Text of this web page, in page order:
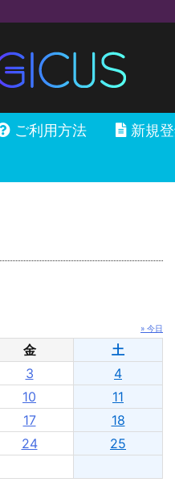
ご利用方法 新規
» 今日
金
土
3
4
10
11
17
18
24
25